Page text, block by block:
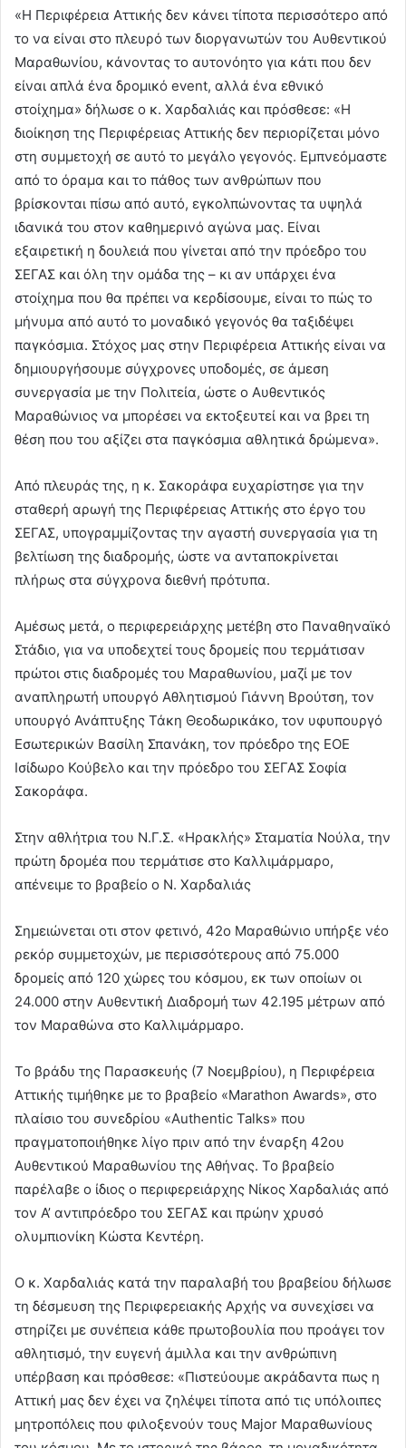
«Η Περιφέρεια Αττικής δεν κάνει τίποτα περισσότερο από
το να είναι στο πλευρό των διοργανωτών του Αυθεντικού
Μαραθωνίου, κάνοντας το αυτονόητο για κάτι που δεν
είναι απλά ένα δρομικό event, αλλά ένα εθνικό
στοίχημα» δήλωσε ο κ. Χαρδαλιάς και πρόσθεσε: «Η
διοίκηση της Περιφέρειας Αττικής δεν περιορίζεται μόνο
στη συμμετοχή σε αυτό το μεγάλο γεγονός. Εμπνεόμαστε
από το όραμα και το πάθος των ανθρώπων που
βρίσκονται πίσω από αυτό, εγκολπώνοντας τα υψηλά
ιδανικά του στον καθημερινό αγώνα μας. Είναι
εξαιρετική η δουλειά που γίνεται από την πρόεδρο του
ΣΕΓΑΣ και όλη την ομάδα της – κι αν υπάρχει ένα
στοίχημα που θα πρέπει να κερδίσουμε, είναι το πώς το
μήνυμα από αυτό το μοναδικό γεγονός θα ταξιδέψει
παγκόσμια. Στόχος μας στην Περιφέρεια Αττικής είναι να
δημιουργήσουμε σύγχρονες υποδομές, σε άμεση
συνεργασία με την Πολιτεία, ώστε ο Αυθεντικός
Μαραθώνιος να μπορέσει να εκτοξευτεί και να βρει τη
θέση που του αξίζει στα παγκόσμια αθλητικά δρώμενα».
Από πλευράς της, η κ. Σακοράφα ευχαρίστησε για την
σταθερή αρωγή της Περιφέρειας Αττικής στο έργο του
ΣΕΓΑΣ, υπογραμμίζοντας την αγαστή συνεργασία για τη
βελτίωση της διαδρομής, ώστε να ανταποκρίνεται
πλήρως στα σύγχρονα διεθνή πρότυπα.
Αμέσως μετά, ο περιφερειάρχης μετέβη στο Παναθηναϊκό
Στάδιο, για να υποδεχτεί τους δρομείς που τερμάτισαν
πρώτοι στις διαδρομές του Μαραθωνίου, μαζί με τον
αναπληρωτή υπουργό Αθλητισμού Γιάννη Βρούτση, τον
υπουργό Ανάπτυξης Τάκη Θεοδωρικάκο, τον υφυπουργό
Εσωτερικών Βασίλη Σπανάκη, τον πρόεδρο της ΕΟΕ
Iσίδωρο Κούβελο και την πρόεδρο του ΣΕΓΑΣ Σοφία
Σακοράφα.
Στην αθλήτρια του Ν.Γ.Σ. «Ηρακλής» Σταματία Νούλα, την
πρώτη δρομέα που τερμάτισε στο Καλλιμάρμαρο,
απένειμε το βραβείο ο Ν. Χαρδαλιάς
Σημειώνεται οτι στον φετινό, 42ο Μαραθώνιο υπήρξε νέο
ρεκόρ συμμετοχών, με περισσότερους από 75.000
δρομείς από 120 χώρες του κόσμου, εκ των οποίων οι
24.000 στην Αυθεντική Διαδρομή των 42.195 μέτρων από
τον Μαραθώνα στο Καλλιμάρμαρο.
Το βράδυ της Παρασκευής (7 Νοεμβρίου), η Περιφέρεια
Αττικής τιμήθηκε με το βραβείο «Marathon Awards», στο
πλαίσιο του συνεδρίου «Authentic Talks» που
πραγματοποιήθηκε λίγο πριν από την έναρξη 42ου
Αυθεντικού Μαραθωνίου της Αθήνας. Το βραβείο
παρέλαβε ο ίδιος ο περιφερειάρχης Νίκος Χαρδαλιάς από
τον Α’ αντιπρόεδρο του ΣΕΓΑΣ και πρώην χρυσό
ολυμπιονίκη Κώστα Κεντέρη.
Ο κ. Χαρδαλιάς κατά την παραλαβή του βραβείου δήλωσε
τη δέσμευση της Περιφερειακής Αρχής να συνεχίσει να
στηρίζει με συνέπεια κάθε πρωτοβουλία που προάγει τον
αθλητισμό, την ευγενή άμιλλα και την ανθρώπινη
υπέρβαση και πρόσθεσε: «Πιστεύουμε ακράδαντα πως η
Αττική μας δεν έχει να ζηλέψει τίποτα από τις υπόλοιπες
μητροπόλεις που φιλοξενούν τους Major Μαραθωνίους